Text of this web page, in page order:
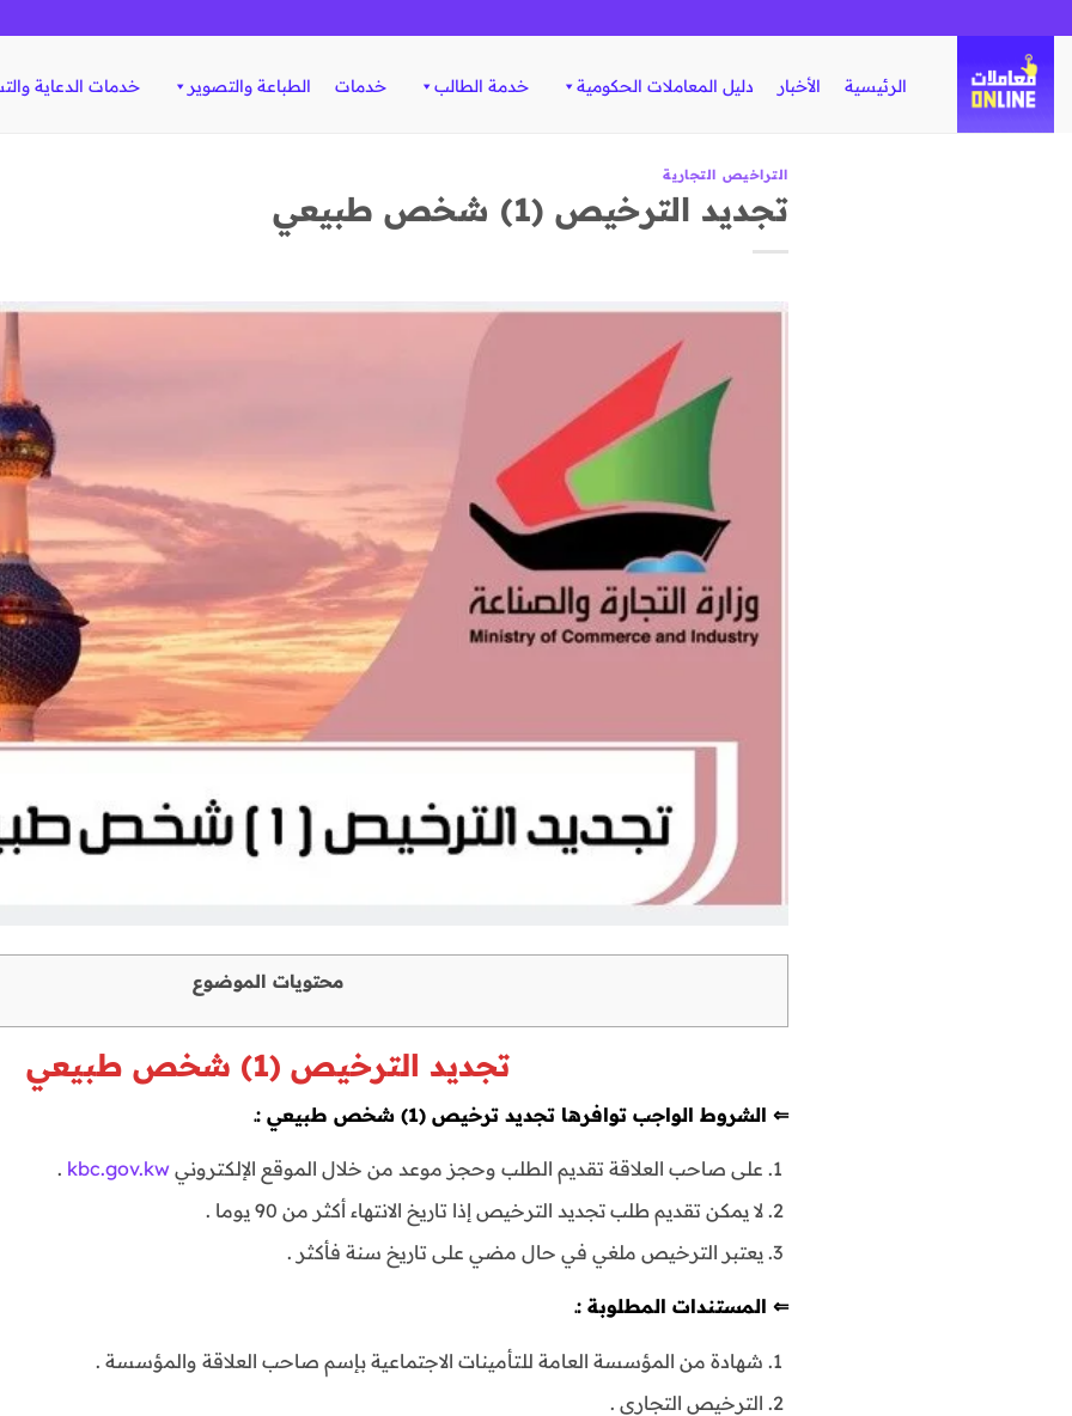
الرئيسية الأخبار دليل المعاملات الحكومية خدمة الطالب خدمات الطباعة والتصوير خدمات الدعاية
التراخيص التجارية
تجديد الترخيص (1) شخص طبيعي
محتويات الموضوع
تجديد الترخيص (1) شخص طبيعي
⇐ الشروط الواجب توافرها تجديد ترخيص (1) شخص طبيعي :ـ
على صاحب العلاقة تقديم الطلب وحجز موعد من خلال الموقع الإلكتروني kbc.gov.kw
.
لا يمكن تقديم طلب تجديد الترخيص إذا تاريخ الانتهاء أكثر من 90 يوما .
يعتبر الترخيص ملغي في حال مضي على تاريخ سنة فأكثر .
⇐ المستندات المطلوبة :ـ
شهادة من المؤسسة العامة للتأمينات الاجتماعية بإسم صاحب العلاقة والمؤسسة .
الترخيص التجاري .